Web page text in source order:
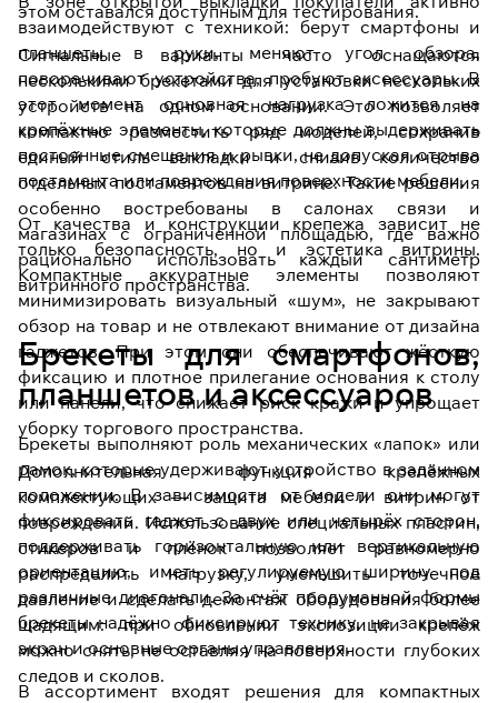
взаимодействуют с техникой: берут смартфоны и
планшеты в руки, меняют угол обзора,
поворачивают устройства, пробуют аксессуары. В
этот момент основная нагрузка ложится на
крепёжные элементы, которые должны выдерживать
постоянные смещения и рывки, не допуская отрыва
постамента или повреждения поверхности мебели.
От качества и конструкции крепежа зависит не
только безопасность, но и эстетика витрины.
Компактные аккуратные элементы позволяют
минимизировать визуальный «шум», не закрывают
обзор на товар и не отвлекают внимание от дизайна
гаджетов. При этом они обеспечивают жёсткую
фиксацию и плотное прилегание основания к столу
или панели, что снижает риск кражи и упрощает
уборку торгового пространства.
Дополнительная функция крепёжных
комплектующих — защита мебели и витрин от
повреждений. Использование специальных плаcтин,
стикеров и плёнок позволяет равномерно
распределить нагрузку, уменьшить точечное
давление и сделать демонтаж оборудования более
щадящим: при обновлении экспозиции крепёж
можно снять, не оставляя на поверхности глубоких
следов и сколов.
этом оставался доступным для тестирования.
Сигнальные варианты часто оснащаются
несколькими брекетами для установки нескольких
устройств на одном основании. Это позволяет
компактно разместить ряд моделей, сохранив
единый стиль выкладки и снизив количество
отдельных постаментов на витрине. Такие решения
особенно востребованы в салонах связи и
магазинах с ограниченной площадью, где важно
рационально использовать каждый сантиметр
витринного пространства.
Брекеты для смартфонов,
планшетов и аксессуаров
Брекеты выполняют роль механических «лапок» или
рамок, которые удерживают устройство в заданном
положении. В зависимости от модели они могут
фиксировать гаджет с двух или четырёх сторон,
поддерживать горизонтальную или вертикальную
ориентацию, иметь регулируемую ширину под
различные диагонали. За счёт продуманной формы
брекеты надёжно фиксируют технику, не закрывая
экран и основные органы управления.
В ассортимент входят решения для компактных